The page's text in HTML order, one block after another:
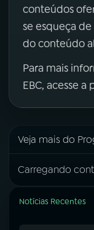
conteúdos
se esqueça
do conteúdo
Para mais
EBC, acesse
Veja mais do
Carregando
Notícias Recentes